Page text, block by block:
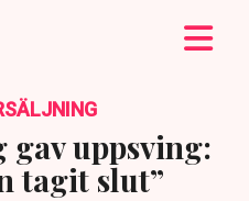
uppsving:
tagit slut”